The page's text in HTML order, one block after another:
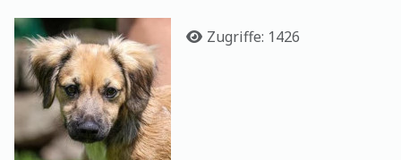
Details
Zugriffe: 1426